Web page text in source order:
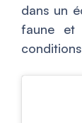
dans un
faune et